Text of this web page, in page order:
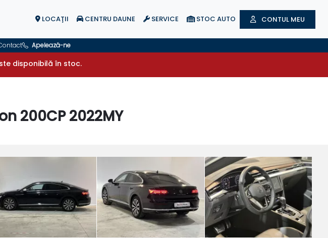
LOCAŢII CENTRU DAUNE SERVICE STOC AUTO CONTUL MEU
Apelează-ne
disponibilă în stoc.
200CP 2022MY